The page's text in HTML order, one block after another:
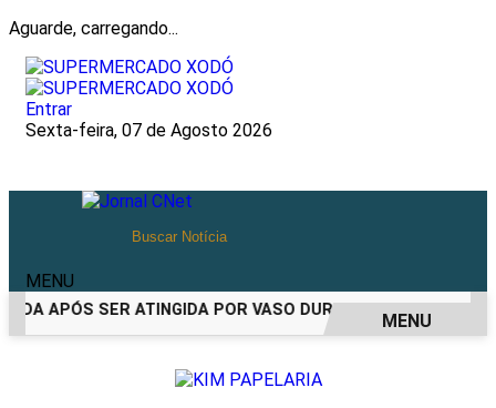
Aguarde, carregando...
Entrar
Sexta-feira, 07 de Agosto 2026
MENU
APÓS SER ATINGIDA POR VASO DURANTE BRIGA FAMILIAR
MENU